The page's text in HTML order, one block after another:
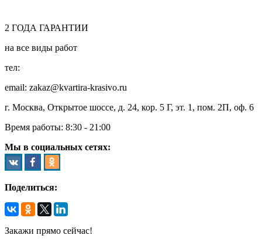
2 ГОДА ГАРАНТИИ
на все виды работ
тел:
email: zakaz@kvartira-krasivo.ru
г. Москва, Открытое шоссе, д. 24, кор. 5 Г, эт. 1, пом. 2П, оф. 6
Время работы: 8:30 - 21:00
Мы в социальных сетях:
Поделиться:
Закажи прямо сейчас!